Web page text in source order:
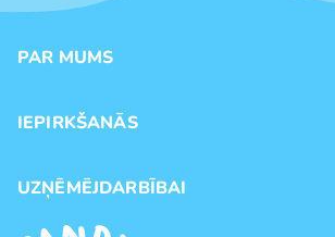
PAR MUMS
Veikali
Preču zīmoli
IEPIRKŠANĀS
Piegāde
UZŅĒMĒJDARBĪBAI
Franšīze